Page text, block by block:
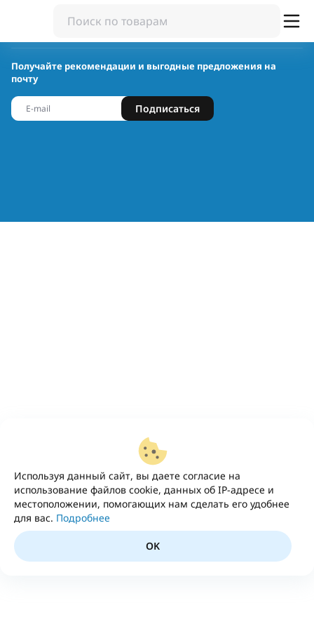
Используя данный сайт, вы даете согласие на
использование файлов cookie, данных об IP-адресе и
местоположении, помогающих нам сделать его удобнее
для вас. Подробнее
OK
Получайте рекомендации и выгодные предложения на
почту
Подписаться